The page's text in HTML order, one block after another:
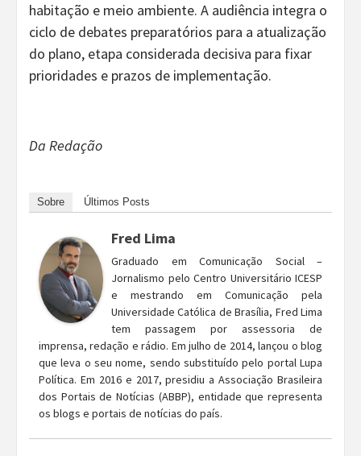
habitação e meio ambiente. A audiência integra o
ciclo de debates preparatórios para a atualização
do plano, etapa considerada decisiva para fixar
prioridades e prazos de implementação.
Da Redação
Sobre Últimos Posts
Fred Lima
Graduado em Comunicação Social –
Jornalismo pelo Centro Universitário ICESP
e mestrando em Comunicação pela
Universidade Católica de Brasília, Fred Lima
tem passagem por assessoria de
imprensa, redação e rádio. Em julho de 2014, lançou o blog
que leva o seu nome, sendo substituído pelo portal Lupa
Política. Em 2016 e 2017, presidiu a Associação Brasileira
dos Portais de Notícias (ABBP), entidade que representa
os blogs e portais de notícias do país.